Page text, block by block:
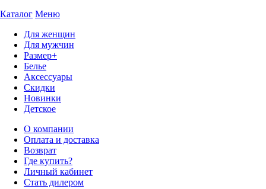
Каталог Меню
Для женщин
Для мужчин
Размер+
Белье
Аксессуары
Скидки
Новинки
Детское
О компании
Оплата и доставка
Возврат
Где купить?
Личный кабинет
Стать дилером